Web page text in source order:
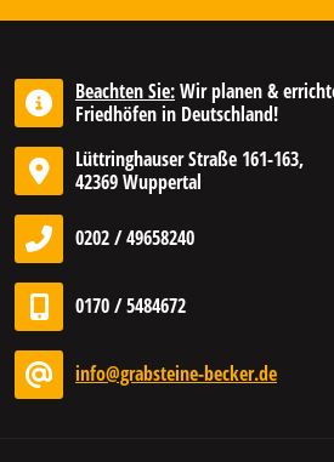
Beachten Sie:Wir planen &
Friedhöfen in Deutschland!
Lüttringhauser Straße 161-163,
42369 Wuppertal
0202 / 49658240
0170 / 5484672
info@grabsteine-becker.de